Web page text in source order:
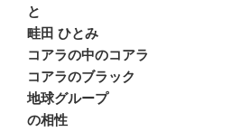
と
畦田 ひとみ
コアラの中のコアラ
コアラのブラック
地球グループ
の相性